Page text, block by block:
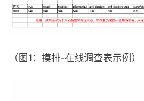
（图1：摸排-在线调查表示例）